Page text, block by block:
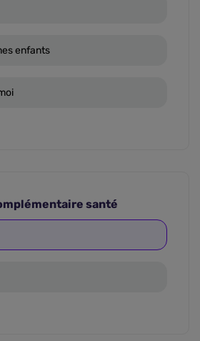
enfants
santé